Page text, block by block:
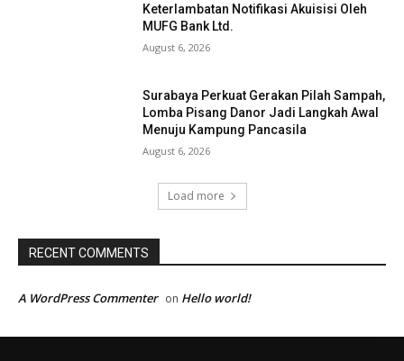
Keterlambatan Notifikasi Akuisisi Oleh
MUFG Bank Ltd.
August 6, 2026
Surabaya Perkuat Gerakan Pilah Sampah,
Lomba Pisang Danor Jadi Langkah Awal
Menuju Kampung Pancasila
August 6, 2026
Load more
RECENT COMMENTS
A WordPress Commenter on Hello world!